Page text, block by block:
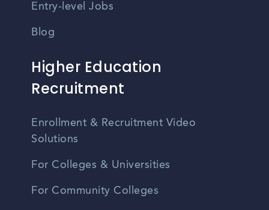
Entry-level Jobs
Blog
Higher Education
Recruitment
Enrollment & Recruitment Video
Solutions
For Colleges & Universities
For Community Colleges